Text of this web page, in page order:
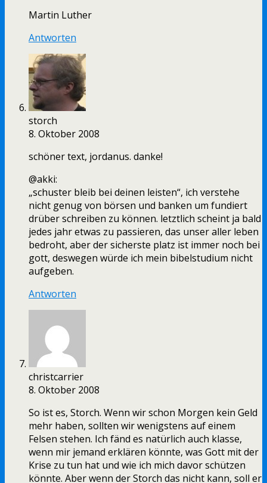
Martin Luther
Antworten
storch
8. Oktober 2008
schöner text, jordanus. danke!
@akki:
„schuster bleib bei deinen leisten“, ich verstehe
nicht genug von börsen und banken um fundiert
drüber schreiben zu können. letztlich scheint ja bald
jedes jahr etwas zu passieren, das unser aller leben
bedroht, aber der sicherste platz ist immer noch bei
gott, deswegen würde ich mein bibelstudium nicht
aufgeben.
Antworten
christcarrier
8. Oktober 2008
So ist es, Storch. Wenn wir schon Morgen kein Geld
mehr haben, sollten wir wenigstens auf einem
Felsen stehen. Ich fänd es natürlich auch klasse,
wenn mir jemand erklären könnte, was Gott mit der
Krise zu tun hat und wie ich mich davor schützen
könnte. Aber wenn der Storch das nicht kann, soll er